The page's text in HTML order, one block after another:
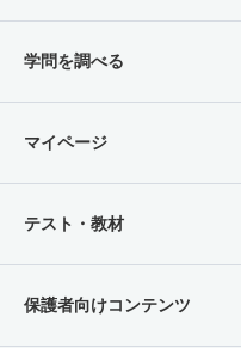
学問を調べる
マイページ
テスト・教材
保護者向けコンテンツ